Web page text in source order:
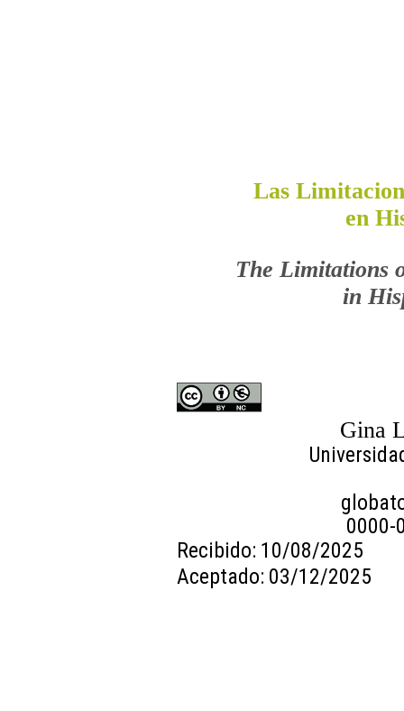
Las
en
The Limitations
in
Gina
0000-
Recibido: 10/08/2025
Aceptado: 03/12/2025